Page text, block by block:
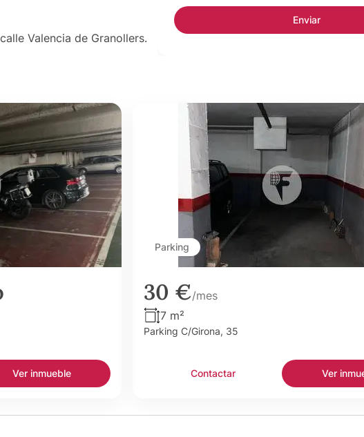
Valencia de Granollers.
Ver inmueble
Parking
30 €/mes
7 m²
Parking C/Girona, 35
Contactar Ver